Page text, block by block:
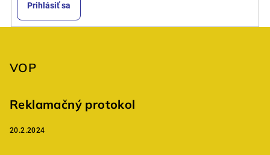
Prihlásiť sa
VOP
Reklamačný protokol
20.2.2024